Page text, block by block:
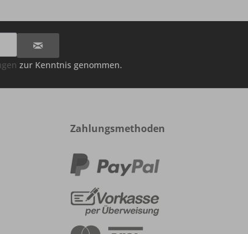
zur Kenntnis genommen.
Zahlungsmethoden